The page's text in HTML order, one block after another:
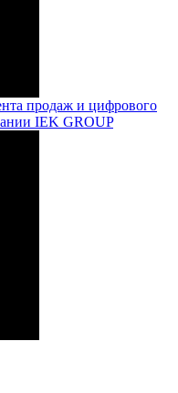
продаж и цифрового
IEK GROUP